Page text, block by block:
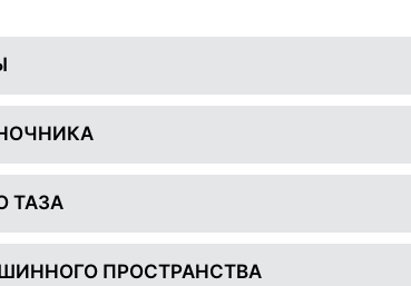
ТАЗА
ПРОСТРАНСТВА